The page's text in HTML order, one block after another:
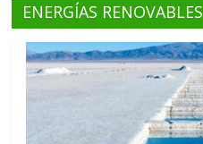
ENERGÍAS RENOVABLES